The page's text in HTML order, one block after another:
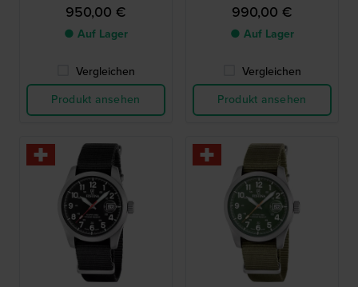
950,00 €
● Auf Lager
Vergleichen
Produkt ansehen
990,00 €
● Auf Lager
Vergleichen
Produkt ansehen